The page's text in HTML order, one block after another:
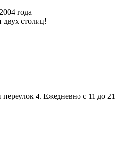
года
двух столиц!
4. Ежедневно с 11 до 21